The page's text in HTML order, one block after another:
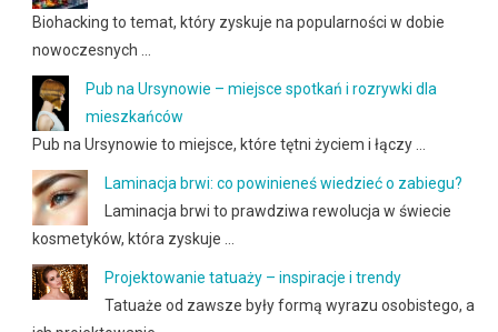
Biohacking to temat, który zyskuje na popularności w dobie
nowoczesnych …
Pub na Ursynowie – miejsce spotkań i rozrywki dla
mieszkańców
Pub na Ursynowie to miejsce, które tętni życiem i łączy …
Laminacja brwi: co powinieneś wiedzieć o zabiegu?
Laminacja brwi to prawdziwa rewolucja w świecie
kosmetyków, która zyskuje …
Projektowanie tatuaży – inspiracje i trendy
Tatuaże od zawsze były formą wyrazu osobistego, a